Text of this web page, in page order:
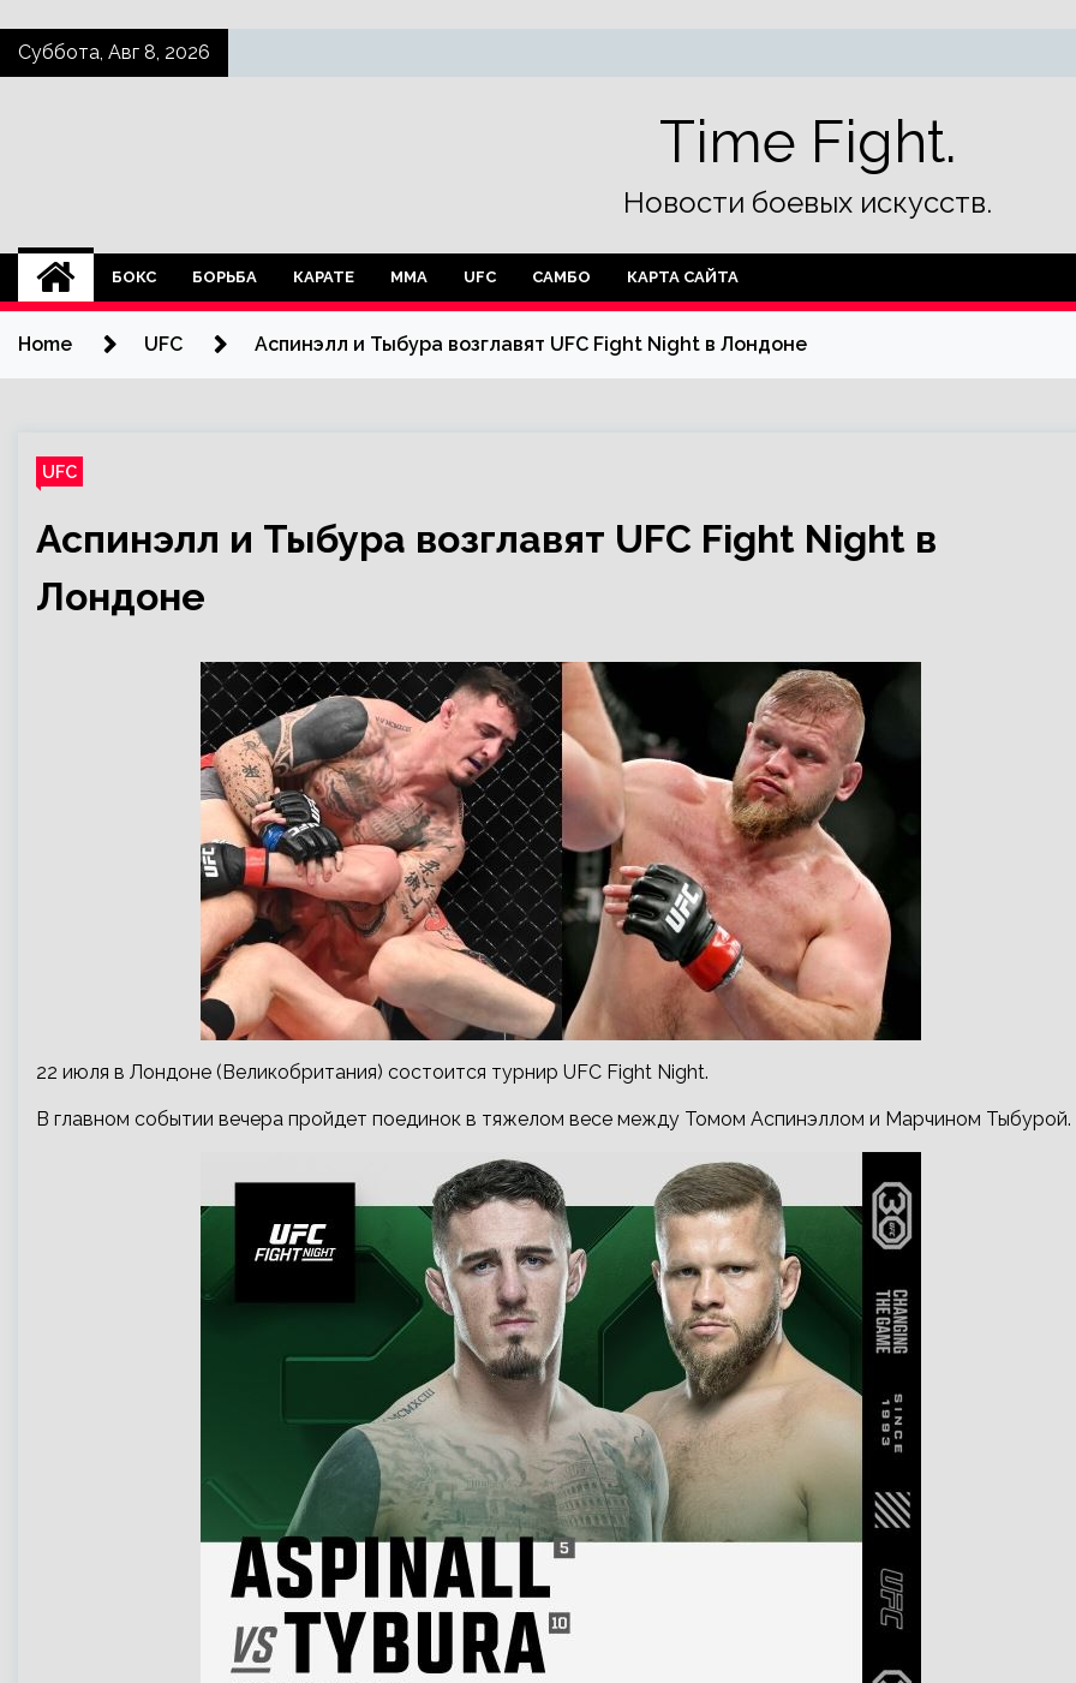
SkipСуббота, Авг 8, 2026
Time Fight.
Новости боевых искусств.
БОКС БОРЬБА КАРАТЕ ММА UFC САМБО КАРТА САЙТА
Home UFC Аспинэлл и Тыбура возглавят UFC Fight Night в Лондоне
UFC
Аспинэлл и Тыбура возглавят UFC Fight Night в
Лондоне
22 июля в Лондоне (Великобритания) состоится турнир UFC Fight Night.
В главном событии вечера пройдет поединок в тяжелом весе между Томом Аспинэллом и Марчином Тыбурой.